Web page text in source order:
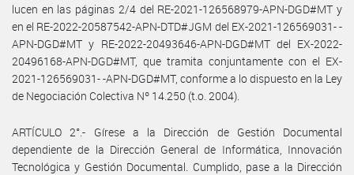
lucen en las páginas 2/4 del RE-2021-126568979-APN-DGD#MT y
en el RE-2022-20587542-APN-DTD#JGM del EX-2021-126569031- -
APN-DGD#MT y RE-2022-20493646-APN-DGD#MT del EX-2022-
20496168-APN-DGD#MT, que tramita conjuntamente con el EX-
2021-126569031- -APN-DGD#MT, conforme a lo dispuesto en la Ley
de Negociación Colectiva Nº 14.250 (t.o. 2004).
ARTÍCULO 2°.- Gírese a la Dirección de Gestión Documental
dependiente de la Dirección General de Informática, Innovación
Tecnológica y Gestión Documental. Cumplido, pase a la Dirección